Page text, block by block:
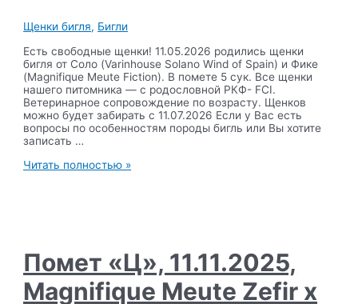
Щенки бигля, Бигли
Есть свободные щенки! 11.05.2026 родились щенки
бигля от Соло (Varinhouse Solano Wind of Spain) и Фике
(Magnifique Meute Fiction). В помете 5 сук. Все щенки
нашего питомника — с родословной РКФ- FCI.
Ветеринарное сопровождение по возрасту. Щенков
можно будет забирать с 11.07.2026 Если у Вас есть
вопросы по особенностям породы бигль или Вы хотите
записать …
Помет
of
Spain
x
Magnifique
Читать полностью »
Помет «Ц», 11.11.2025,
Magnifique Meute Zefir х